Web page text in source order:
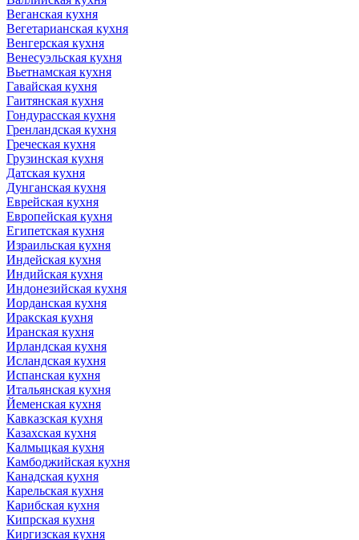
Веганская кухня
Вегетарианская кухня
Венгерская кухня
Венесуэльская кухня
Вьетнамская кухня
Гавайская кухня
Гаитянская кухня
Гондурасская кухня
Гренландская кухня
Греческая кухня
Грузинская кухня
Датская кухня
Дунганская кухня
Еврейская кухня
Европейская кухня
Египетская кухня
Израильская кухня
Индейская кухня
Индийская кухня
Индонезийская кухня
Иорданская кухня
Иракская кухня
Иранская кухня
Ирландская кухня
Исландская кухня
Испанская кухня
Итальянская кухня
Йеменская кухня
Кавказская кухня
Казахская кухня
Калмыцкая кухня
Камбоджийская кухня
Канадская кухня
Карельская кухня
Карибская кухня
Кипрская кухня
Киргизская кухня